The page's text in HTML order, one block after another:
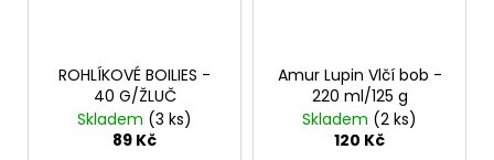
ROHLÍKOVÉ BOILIES -
40 G/ŽLUČ
Skladem (3 ks)
89 Kč
Amur Lupin Vlčí bob -
220 ml/125 g
Skladem (2 ks)
120 Kč